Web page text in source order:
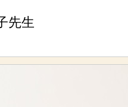
先生